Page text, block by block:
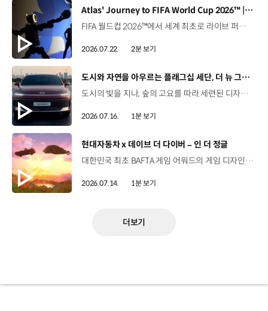
[동영상]
Atlas' Journey to FIFA World Cup 2026™ | 보스턴 다이나믹스
FIFA 월드컵 2026™에서 세계 최초로 라이브 퍼포먼스를 선보인 아틀라스.그 현장을 완성한 시니어 프로그램 매니저 세스 데이비스(Seth Davis)가 전하는 퍼포먼스의 비하인드 스토리를 만나보세요. 인터뷰 전문 보기 ▶ 자세히 보기 ▶ #현대자동차 #보스턴다이나믹스 #아틀라스 #로보틱스 #BostonDynamics #Atlas #Robotics #NextStartsNow
2026.07.22. 2분 보기
[동영상]
도시와 자연을 아우르는 플래그십 세단, 더 뉴 그랜저
도시의 빛을 지나, 숲의 고요를 따라.세련된 디자인과 정제된 주행 감각으로모든 순간을 편안하게 완성하는 더 뉴 그랜저를 만나보세요. *본 영상은 AI를 활용해 제작했습니다. #현대자동차 #더뉴그랜저 #플래그십세단 #그랜저 #플레오스커넥트
2026.07.16. 1분 보기
[동영상]
현대자동차 x 데이브 더 다이버 – 인 더 정글
대한민국 최초 BAFTA 게임 어워드의 게임 디자인 부문 수상에 빛나는‘데이브 더 다이버’의 최신 DLC에 포니 픽업이 등장합니다.데이브 더 다이버 - 인 더 정글 속 포니 픽업의 활약을 체험해 보세요. Steam, Nintendo Switch 2 Nintendo Switch, PS5 PS4, Xbox Series X|S, Epic Games Store에서 만나 볼 수 있습니다. #현대자동차 #데이브더다이버 #인더정글 #민트로켓 #게임콜라보 #포니픽업 #포니 유튜브 쇼츠 보기 >
2026.07.14. 1분 보기
더보기